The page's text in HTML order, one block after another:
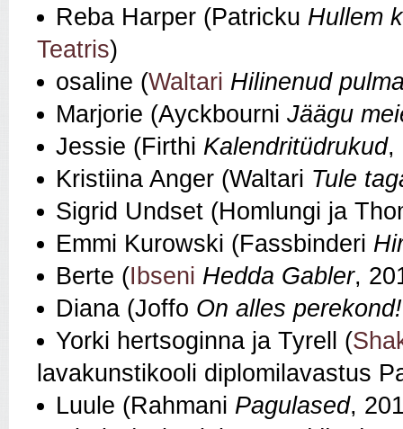
Reba Harper (Patricku Hullem
Teatris)
osaline (Waltari Hilinenud
Marjorie (Ayckbourni Jäägu
Jessie (Firthi Kalendritüdrukud,
Kristiina Anger (Waltari Tule
Sigrid Undset (Homlungi ja
Emmi Kurowski (Fassbinderi
Berte (Ibseni Hedda Gabler,
Diana (Joffo On alles perekond!
Yorki hertsoginna ja Tyrell (
lavakunstikooli diplomilavastus
Luule (Rahmani Pagulased,